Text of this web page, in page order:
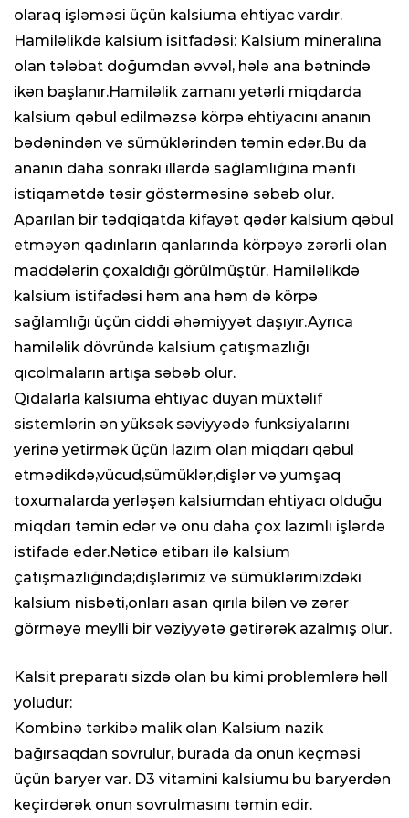
olaraq işləməsi üçün kalsiuma ehtiyac vardır.
Hamiləlikdə kalsium isitfadəsi: Kalsium mineralına
olan tələbat doğumdan əvvəl, hələ ana bətnində
ikən başlanır.Hamiləlik zamanı yetərli miqdarda
kalsium qəbul edilməzsə körpə ehtiyacını ananın
bədənindən və sümüklərindən təmin edər.Bu da
ananın daha sonrakı illərdə sağlamlığına mənfi
istiqamətdə təsir göstərməsinə səbəb olur.
Aparılan bir tədqiqatda kifayət qədər kalsium qəbul
etməyən qadınların qanlarında körpəyə zərərli olan
maddələrin çoxaldığı görülmüştür. Hamiləlikdə
kalsium istifadəsi həm ana həm də körpə
sağlamlığı üçün ciddi əhəmiyyət daşıyır.Ayrıca
hamiləlik dövründə kalsium çatışmazlığı
qıcolmaların artışa səbəb olur.
Qidalarla kalsiuma ehtiyac duyan müxtəlif
sistemlərin ən yüksək səviyyədə funksiyalarını
yerinə yetirmək üçün lazım olan miqdarı qəbul
etmədikdə,vücud,sümüklər,dişlər və yumşaq
toxumalarda yerləşən kalsiumdan ehtiyacı olduğu
miqdarı təmin edər və onu daha çox lazımlı işlərdə
istifadə edər.Nəticə etibarı ilə kalsium
çatışmazlığında;dişlərimiz və sümüklərimizdəki
kalsium nisbəti,onları asan qırıla bilən və zərər
görməyə meylli bir vəziyyətə gətirərək azalmış olur.
Kalsit preparatı sizdə olan bu kimi problemlərə həll
yoludur:
Kombinə tərkibə malik olan Kalsium nazik
bağırsaqdan sovrulur, burada da onun keçməsi
üçün baryer var. D3 vitamini kalsiumu bu baryerdən
keçirdərək onun sovrulmasını təmin edir.